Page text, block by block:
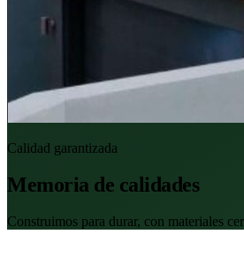
Calidad garantizada
Memoria de calidades
Construimos para durar, con materiales